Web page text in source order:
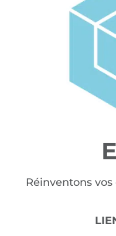
Réinventons